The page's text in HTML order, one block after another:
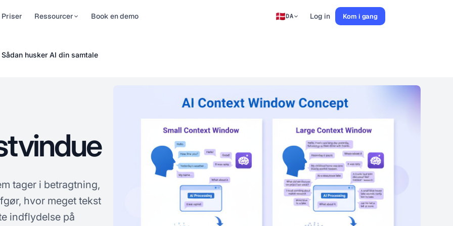
AI-rangeringstrackeren til AI
på
Ejerskab over hvordan
— nu skal
Priser Ressourcer
tips og
studier af AI-
på almindelige
Book en demo DA Log in Kom i gang
husker AI din samtale
tager i betragtning,
hvor meget tekst
indflydelse på